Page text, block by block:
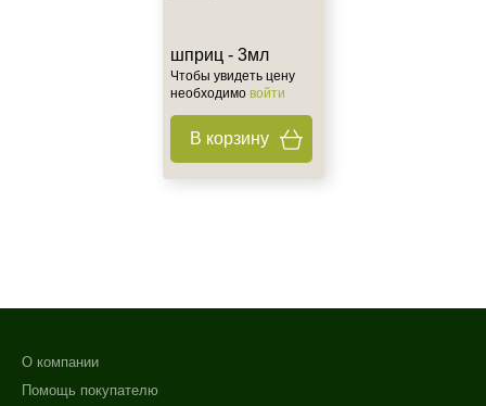
шприц - 3мл
Чтобы увидеть цену
необходимо войти
В корзину
О компании
Помощь покупателю